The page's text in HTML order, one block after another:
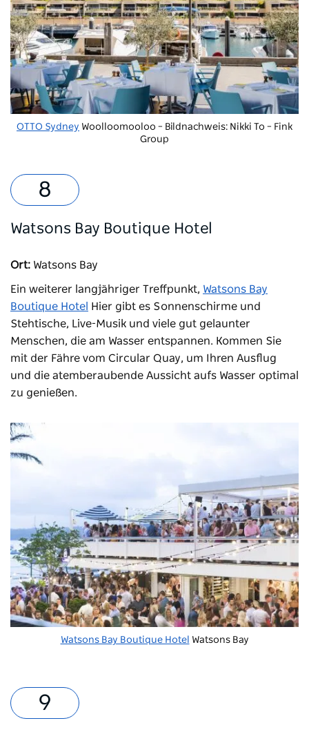
OTTO Sydney Woolloomooloo – Bildnachweis: Nikki To – Fink
Group
Watsons Bay Boutique Hotel
Ort: Watsons Bay
Ein weiterer langjähriger Treffpunkt, Watsons Bay
Boutique Hotel Hier gibt es Sonnenschirme und
Stehtische, Live-Musik und viele gut gelaunter
Menschen, die am Wasser entspannen. Kommen Sie
mit der Fähre vom Circular Quay, um Ihren Ausflug
und die atemberaubende Aussicht aufs Wasser optimal
zu genießen.
Watsons Bay Boutique Hotel Watsons Bay